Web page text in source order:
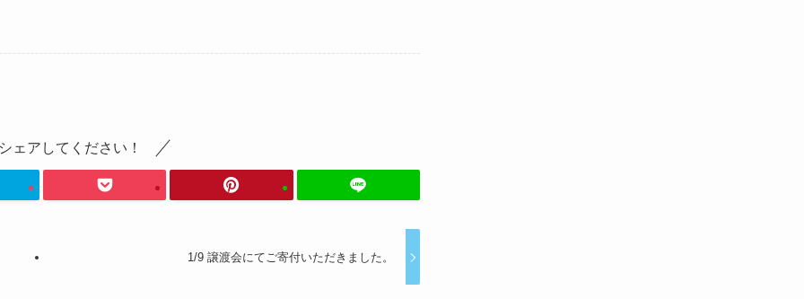
ェアしてください！
1/9 譲渡会にてご寄付いただきました。